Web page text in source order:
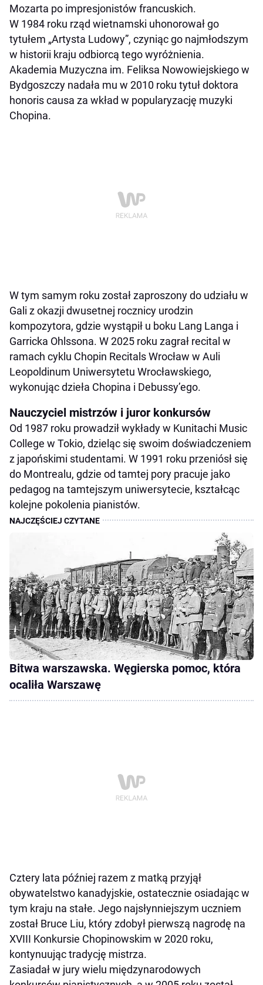
Mozarta po impresjonistów francuskich.
W 1984 roku rząd wietnamski uhonorował go
tytułem „Artysta Ludowy”, czyniąc go najmłodszym
w historii kraju odbiorcą tego wyróżnienia.
Akademia Muzyczna im. Feliksa Nowowiejskiego w
Bydgoszczy nadała mu w 2010 roku tytuł doktora
honoris causa za wkład w popularyzację muzyki
Chopina.
W tym samym roku został zaproszony do udziału w
Gali z okazji dwusetnej rocznicy urodzin
kompozytora, gdzie wystąpił u boku Lang Langa i
Garricka Ohlssona. W 2025 roku zagrał recital w
ramach cyklu Chopin Recitals Wrocław w Auli
Leopoldinum Uniwersytetu Wrocławskiego,
wykonując dzieła Chopina i Debussy’ego.
Nauczyciel mistrzów i juror konkursów
Od 1987 roku prowadził wykłady w Kunitachi Music
College w Tokio, dzieląc się swoim doświadczeniem
z japońskimi studentami. W 1991 roku przeniósł się
do Montrealu, gdzie od tamtej pory pracuje jako
pedagog na tamtejszym uniwersytecie, kształcąc
kolejne pokolenia pianistów.
Bitwa warszawska. Węgierska pomoc, która
ocaliła Warszawę
Cztery lata później razem z matką przyjął
obywatelstwo kanadyjskie, ostatecznie osiadając w
tym kraju na stałe. Jego najsłynniejszym uczniem
został Bruce Liu, który zdobył pierwszą nagrodę na
XVIII Konkursie Chopinowskim w 2020 roku,
kontynuując tradycję mistrza.
Zasiadał w jury wielu międzynarodowych